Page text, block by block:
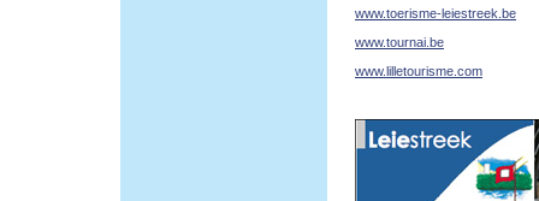
www.toerisme-leiestreek.be
www.tournai.be
www.lilletourisme.com